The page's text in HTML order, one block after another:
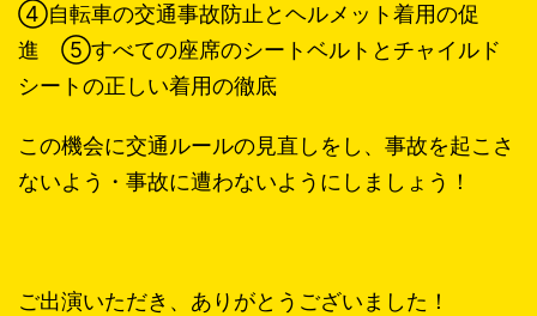
④自転車の交通事故防止とヘルメット着用の促
進 ⑤すべての座席のシートベルトとチャイルド
シートの正しい着用の徹底
この機会に交通ルールの見直しをし、事故を起こさ
ないよう・事故に遭わないようにしましょう！
ご出演いただき、ありがとうございました！